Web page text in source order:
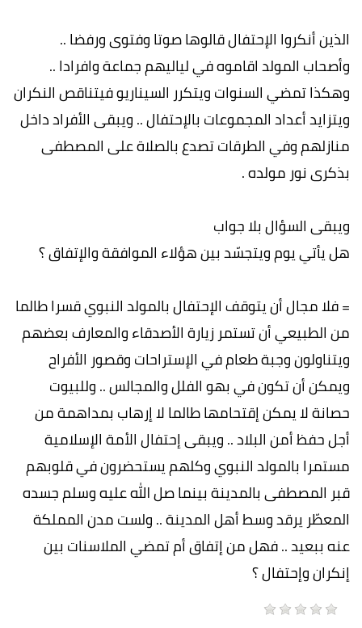
الذين أنكروا الإحتفال قالوها صوتا وفتوى ورفضا ..
وأصحاب المولد اقاموه في لياليهم جماعة وافرادا ..
وهكذا تمضي السنوات ويتكرر السيناريو فيتناقص النكران
ويتزايد أعداد المجموعات بالإحتفال .. ويبقى الأفراد داخل
منازلهم وفي الطرقات تصدع بالصلاة على المصطفى
بذكرى نور مولده .
ويبقى السؤال بلا جواب
هل يأتي يوم ويتجسّد بين هؤلاء الموافقة والإتفاق ؟
= فلا مجال أن يتوقف الإحتفال بالمولد النبوي قسرا طالما
من الطبيعي أن تستمر زيارة الأصدقاء والمعارف بعضهم
ويتناولون وجبة طعام في الإستراحات وقصور الأفراح
ويمكن أن تكون في بهو الفلل والمجالس .. وللبيوت
حصانة لا يمكن إقتحامها طالما لا إرهاب بمداهمة من
أجل حفظ أمن البلاد .. ويبقى إحتفال الأمة الإسلامية
مستمرا بالمولد النبوي وكلهم يستحضرون في قلوبهم
قبر المصطفى بالمدينة بينما صل الله عليه وسلم جسده
المعطّر يرقد وسط أهل المدينة .. ولست مدن المملكة
عنه ببعيد .. فهل من إتفاق أم تمضي الملاسنات بين
إنكران وإحتفال ؟